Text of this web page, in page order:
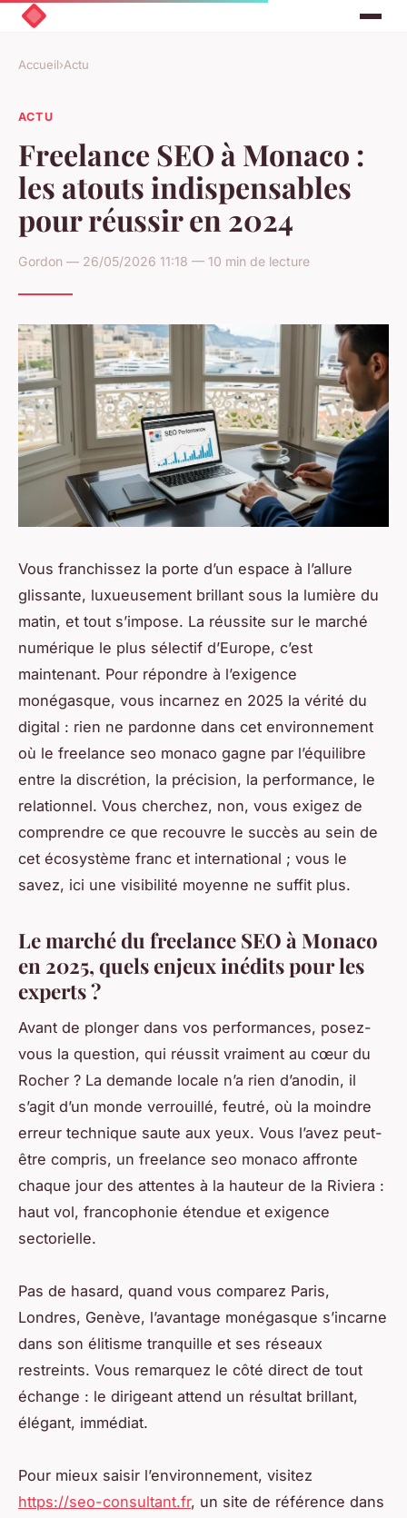
Accueil›Actu
ACTU
Freelance SEO à Monaco :
les atouts indispensables
pour réussir en 2024
Gordon — 26/05/2026 11:18 — 10 min de lecture
Vous franchissez la porte d’un espace à l’allure
glissante, luxueusement brillant sous la lumière du
matin, et tout s’impose. La réussite sur le marché
numérique le plus sélectif d’Europe, c’est
maintenant. Pour répondre à l’exigence
monégasque, vous incarnez en 2025 la vérité du
digital : rien ne pardonne dans cet environnement
où le freelance seo monaco gagne par l’équilibre
entre la discrétion, la précision, la performance, le
relationnel. Vous cherchez, non, vous exigez de
comprendre ce que recouvre le succès au sein de
cet écosystème franc et international ; vous le
savez, ici une visibilité moyenne ne suffit plus.
Le marché du freelance SEO à Monaco
en 2025, quels enjeux inédits pour les
experts ?
Avant de plonger dans vos performances, posez-
vous la question, qui réussit vraiment au cœur du
Rocher ? La demande locale n’a rien d’anodin, il
s’agit d’un monde verrouillé, feutré, où la moindre
erreur technique saute aux yeux. Vous l’avez peut-
être compris, un freelance seo monaco affronte
chaque jour des attentes à la hauteur de la Riviera :
haut vol, francophonie étendue et exigence
sectorielle.
Pas de hasard, quand vous comparez Paris,
Londres, Genève, l’avantage monégasque s’incarne
dans son élitisme tranquille et ses réseaux
restreints. Vous remarquez le côté direct de tout
échange : le dirigeant attend un résultat brillant,
élégant, immédiat.
Pour mieux saisir l’environnement, visitez
https://seo-consultant.fr, un site de référence dans